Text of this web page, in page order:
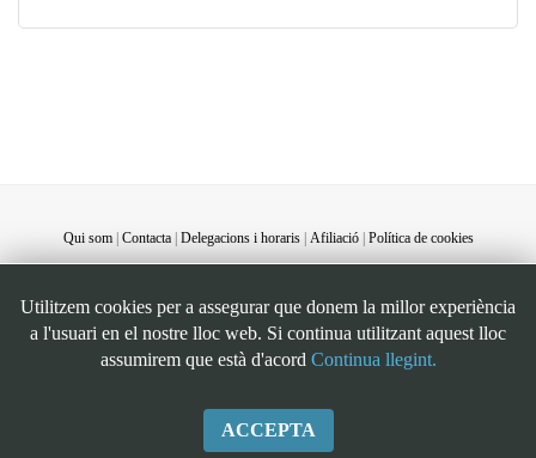
Qui som| Contacta| Delegacions i horaris| Afiliació| Política de cookies
©STEI Sindicat de treballadores i treballadors de les Illes Balears. C/ Jaume Ferran, 58.
07004. Palma. Mallorca. Espanya. Telèfon: 34 971 901600. Inscrit al registre de la DG
de la Funció Pública de Presidència del Govern d’Espanya, número 49. CIF:
G07126956
Utilitzem cookies per a assegurar que donem la millor experiència
a l'usuari en el nostre lloc web. Si continua utilitzant aquest lloc
assumirem que està d'acord Continua llegint.
ACCEPTA